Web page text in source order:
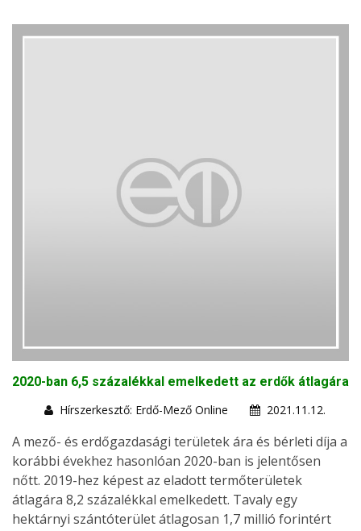
2020-ban 6,5 százalékkal emelkedett az erdők átlagára
Hírszerkesztő: Erdő-Mező Online
2021.11.12.
A mező- és erdőgazdasági területek ára és bérleti díja a
korábbi évekhez hasonlóan 2020-ban is jelentősen
nőtt. 2019-hez képest az eladott termőterületek
átlagára 8,2 százalékkal emelkedett. Tavaly egy
hektárnyi szántóterület átlagosan 1,7 millió forintért